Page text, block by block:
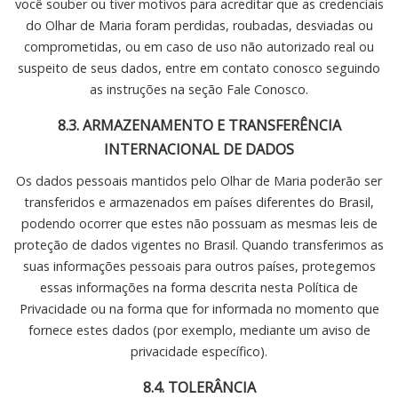
você souber ou tiver motivos para acreditar que as credenciais
do Olhar de Maria foram perdidas, roubadas, desviadas ou
comprometidas, ou em caso de uso não autorizado real ou
suspeito de seus dados, entre em contato conosco seguindo
as instruções na seção Fale Conosco.
8.3. ARMAZENAMENTO E TRANSFERÊNCIA
INTERNACIONAL DE DADOS
Os dados pessoais mantidos pelo Olhar de Maria poderão ser
transferidos e armazenados em países diferentes do Brasil,
podendo ocorrer que estes não possuam as mesmas leis de
proteção de dados vigentes no Brasil. Quando transferimos as
suas informações pessoais para outros países, protegemos
essas informações na forma descrita nesta Política de
Privacidade ou na forma que for informada no momento que
fornece estes dados (por exemplo, mediante um aviso de
privacidade específico).
8.4. TOLERÂNCIA